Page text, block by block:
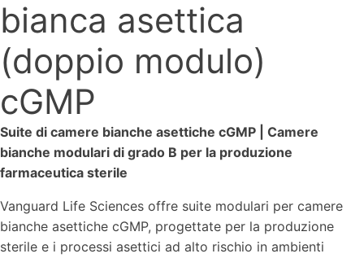
bianca asettica
(doppio modulo)
cGMP
Suite di camere bianche asettiche cGMP | Camere
bianche modulari di grado B per la produzione
farmaceutica sterile
Vanguard Life Sciences offre suite modulari per camere
bianche asettiche cGMP, progettate per la produzione
sterile e i processi asettici ad alto rischio in ambienti